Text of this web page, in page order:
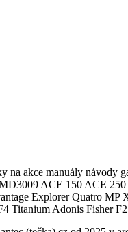
akce manuály návody
ACE 150 ACE
Explorer Quatro MP
Titanium Adonis Fisher